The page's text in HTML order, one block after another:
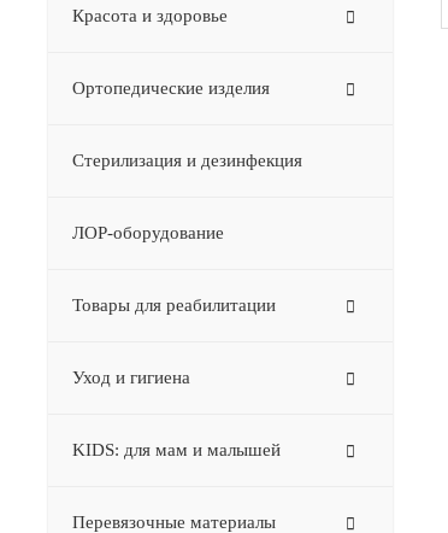
Красота и здоровье
Ортопедические изделия
Стерилизация и дезинфекция
ЛОР-оборудование
Товары для реабилитации
Уход и гигиена
KIDS: для мам и малышей
Перевязочные материалы